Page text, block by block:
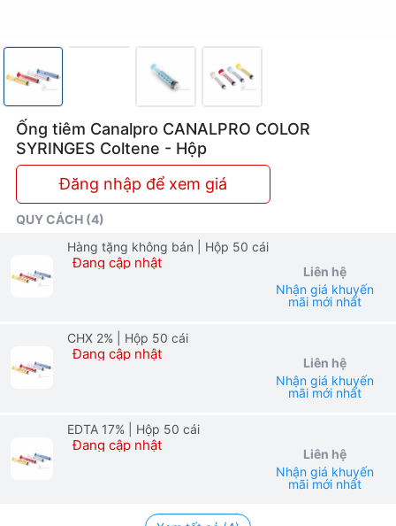
Ống tiêm Canalpro CANALPRO COLOR
SYRINGES Coltene - Hộp
Đăng nhập để xem giá
QUY CÁCH (4)
Hàng tặng không bán
| Hộp 50 cái
Đang cập nhật
Liên hệ
Nhận giá khuyến
mãi mới nhất
CHX 2% | Hộp 50 cái
Đang cập nhật
Liên hệ
Nhận giá khuyến
mãi mới nhất
EDTA 17% | Hộp 50 cái
Đang cập nhật
Liên hệ
Nhận giá khuyến
mãi mới nhất